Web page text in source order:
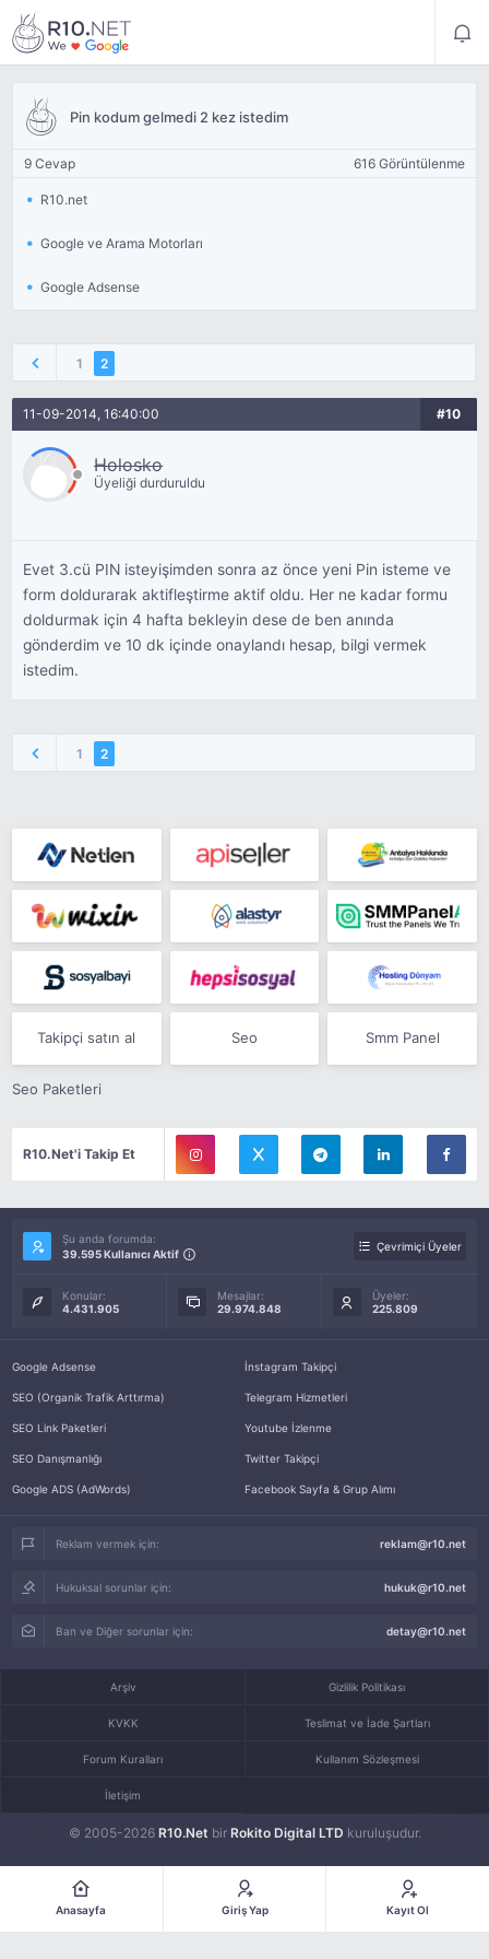
Pin kodum gelmedi 2 kez istedim
9 Cevap 616 Görüntülenme
R10.net
Google ve Arama Motorları
Google Adsense
1 2
11-09-2014, 16:40:00 #10
Holosko
Üyeliği durduruldu
Evet 3.cü PIN isteyişimden sonra az önce yeni Pin isteme ve
form doldurarak aktifleştirme aktif oldu. Her ne kadar formu
doldurmak için 4 hafta bekleyin dese de ben anında
gönderdim ve 10 dk içinde onaylandı hesap, bilgi vermek
istedim.
1 2
Takipçi satın al Seo Smm Panel
Seo Paketleri
R10.Net'i Takip Et
Şu anda forumda:
39.595 Kullanıcı Aktif
Çevrimiçi Üyeler
Konular:
4.431.905
Mesajlar:
29.974.848
Üyeler:
225.809
Google Adsense
SEO (Organik Trafik Arttırma)
SEO Link Paketleri
SEO Danışmanlığı
Google ADS (AdWords)
İnstagram Takipçi
Telegram Hizmetleri
Youtube İzlenme
Twitter Takipçi
Facebook Sayfa & Grup Alımı
Reklam vermek için: reklam@r10.net
Hukuksal sorunlar için: hukuk@r10.net
Ban ve Diğer sorunlar için: detay@r10.net
© 2005-2026 R10.Net bir Rokito Digital LTD kuruluşudur.
Arşiv Gizlilik Politikası
KVKK Teslimat ve İade Şartları
Forum Kuralları Kullanım Sözleşmesi
İletişim
Anasayfa Giriş Yap Kayıt Ol